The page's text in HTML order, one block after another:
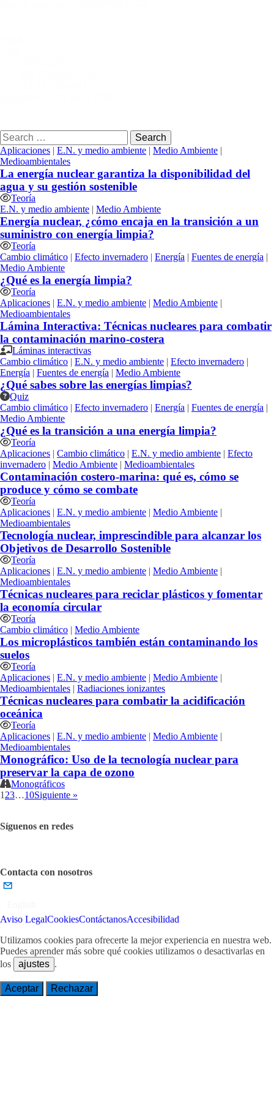
Buscar:
Aplicaciones | E.N. y medio ambiente | Medio Ambiente |
Medioambientales
La energía nuclear garantiza la disponibilidad del
agua y su gestión sostenible
Teoría
E.N. y medio ambiente | Medio Ambiente
Energía nuclear, ¿cómo encaja en la transición a un
suministro con energía limpia?
Teoría
Cambio climático | Efecto invernadero | Energía | Fuentes de energía |
Medio Ambiente
¿Qué es la energía limpia?
Teoría
Aplicaciones | E.N. y medio ambiente | Medio Ambiente |
Medioambientales
Lámina Interactiva: Técnicas nucleares para combatir
la contaminación marino-costera
Láminas interactivas
Cambio climático | E.N. y medio ambiente | Efecto invernadero |
Energía | Fuentes de energía | Medio Ambiente
¿Qué sabes sobre las energías limpias?
Quiz
Cambio climático | Efecto invernadero | Energía | Fuentes de energía |
Medio Ambiente
¿Qué es la transición a una energía limpia?
Teoría
Aplicaciones | Cambio climático | E.N. y medio ambiente | Efecto
invernadero | Medio Ambiente | Medioambientales
Contaminación costero-marina: qué es, cómo se
produce y cómo se combate
Teoría
Aplicaciones | E.N. y medio ambiente | Medio Ambiente |
Medioambientales
Tecnología nuclear, imprescindible para alcanzar los
Objetivos de Desarrollo Sostenible
Teoría
Aplicaciones | E.N. y medio ambiente | Medio Ambiente |
Medioambientales
Técnicas nucleares para reciclar plásticos y fomentar
la economía circular
Teoría
Cambio climático | Medio Ambiente
Los microplásticos también están contaminando los
suelos
Teoría
Aplicaciones | E.N. y medio ambiente | Medio Ambiente |
Medioambientales | Radiaciones ionizantes
Técnicas nucleares para combatir la acidificación
oceánica
Teoría
Aplicaciones | E.N. y medio ambiente | Medio Ambiente |
Medioambientales
Monográfico: Uso de la tecnología nuclear para
preservar la capa de ozono
Monográficos
1 23…10Siguiente »
Síguenos en redes
Contacta con nosotros
Aviso LegalCookiesContáctanosAccesibilidad
Utilizamos cookies para ofrecerte la mejor experiencia en nuestra web.
Puedes aprender más sobre qué cookies utilizamos o desactivarlas en
los
ajustes .
Aceptar Rechazar